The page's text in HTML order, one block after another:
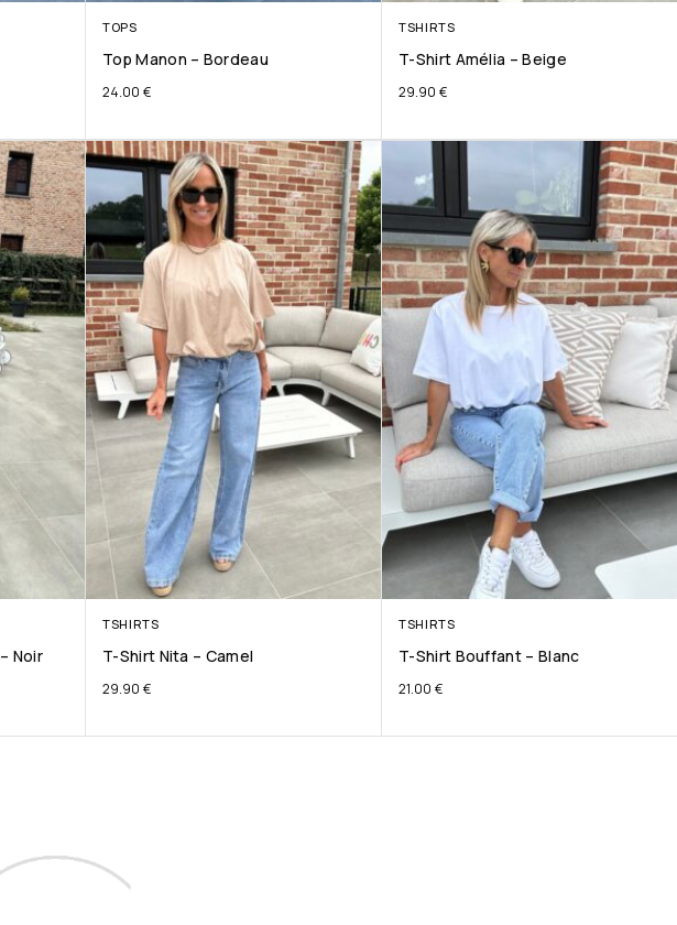
TOPS
Top Manon – Bordeau
24.00 €
TSHIRTS
T-Shirt Amélia – Beige
29.90 €
Noir
TSHIRTS
T-Shirt Nita – Camel
29.90 €
TSHIRTS
T-Shirt Bouffant – Blanc
21.00 €